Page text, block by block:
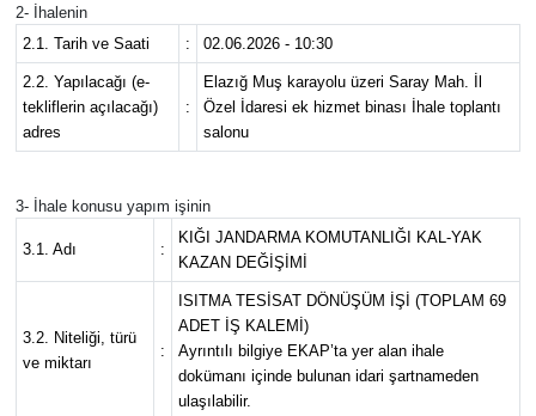
2- İhalenin
2.1. Tarih ve Saati
: 02.06.2026 - 10:30
2.2. Yapılacağı (e-
tekliflerin açılacağı)
adres
:
Elazığ Muş karayolu üzeri Saray Mah. İl
Özel İdaresi ek hizmet binası İhale toplantı
salonu
3- İhale konusu yapım işinin
3.1. Adı :
KIĞI JANDARMA KOMUTANLIĞI KAL-YAK
KAZAN DEĞİŞİMİ
3.2. Niteliği, türü
ve miktarı
:
ISITMA TESİSAT DÖNÜŞÜM İŞİ (TOPLAM 69
ADET İŞ KALEMİ)
Ayrıntılı bilgiye EKAP’ta yer alan ihale
dokümanı içinde bulunan idari şartnameden
ulaşılabilir.
SPOR
YAYLADERE
YEDİSU